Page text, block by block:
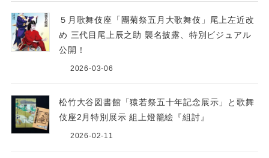
５月歌舞伎座「團菊祭五月大歌舞伎」尾上左近改
め 三代目尾上辰之助 襲名披露、特別ビジュアル
公開！
2026-03-06
松竹大谷図書館「猿若祭五十年記念展示」と歌舞
伎座2月特別展示 組上燈籠絵『組討』
2026-02-11